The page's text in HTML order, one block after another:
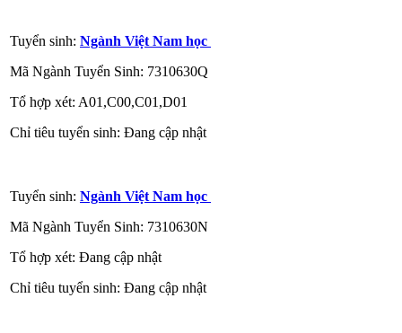
Tuyển sinh: Ngành Việt Nam học
Mã Ngành Tuyển Sinh: 7310630Q
Tổ hợp xét: A01,C00,C01,D01
Chỉ tiêu tuyển sinh: Đang cập nhật
Tuyển sinh: Ngành Việt Nam học
Mã Ngành Tuyển Sinh: 7310630N
Tổ hợp xét: Đang cập nhật
Chỉ tiêu tuyển sinh: Đang cập nhật